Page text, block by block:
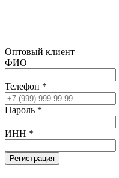
Оптовый клиент
ФИО
Телефон *
Пароль *
ИНН *
Регистрация